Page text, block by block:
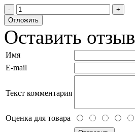
Оставить отзыв
Имя
E-mail
Текст комментария
Оценка для товара